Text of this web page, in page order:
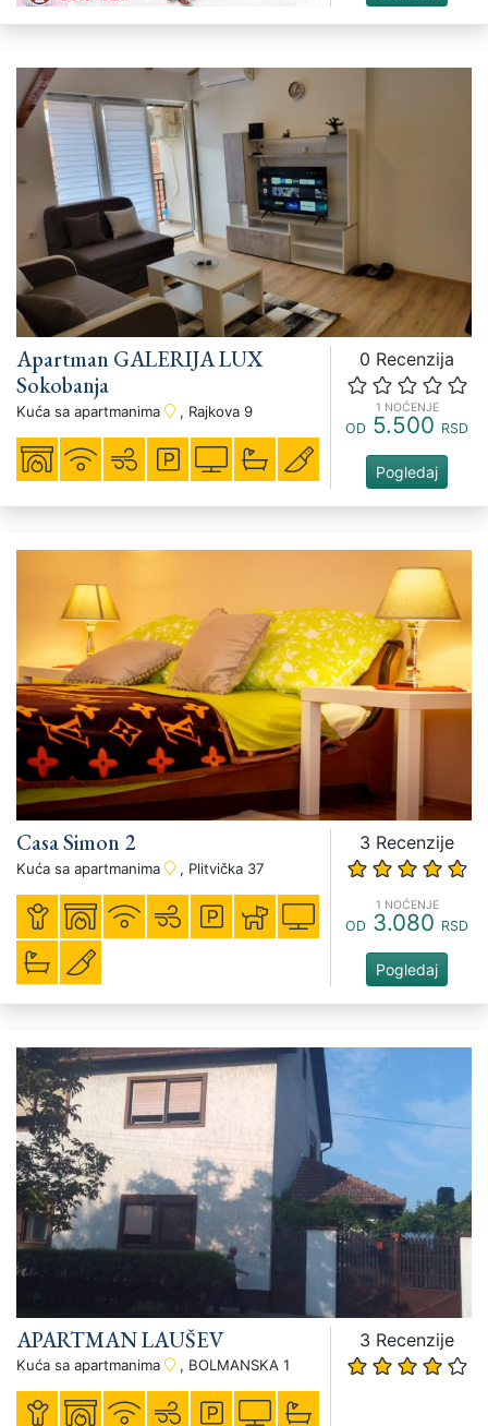
Apartman GALERIJA LUX
Sokobanja
Kuća sa apartmanima , Rajkova 9
0 Recenzija
1 NOĆENJE
OD 5.500 RSD
Pogledaj
Casa Simon 2
Kuća sa apartmanima , Plitvička 37
3 Recenzije
1 NOĆENJE
OD 3.080 RSD
Pogledaj
APARTMAN LAUŠEV
Kuća sa apartmanima , BOLMANSKA 1
3 Recenzije